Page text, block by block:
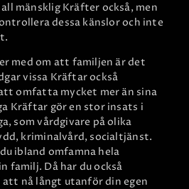
mänsklig Kräfter också, men
dessa känslor och inte
med om att familjen är det
vissa Kräftar också
omfatta mycket mer än sina
Kräftar gör en stor insats i
som vårdgivare på olika
kriminalvård, socialtjänst.
ibland omfamna hela
familj. Då har du också
nå långt utanför din egen